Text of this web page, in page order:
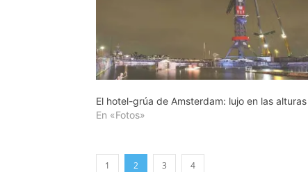
El hotel-grúa de Amsterdam: lujo en las alturas
En «Fotos»
1 2 3 4